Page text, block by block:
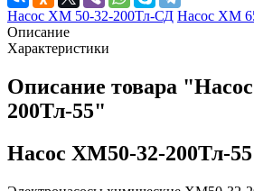
Насос ХМ 50-32-200Тл-СД Насос ХМ
Описание
Характеристики
Описание товара
200Тл-55"
Насос ХМ50-32-200Тл-55